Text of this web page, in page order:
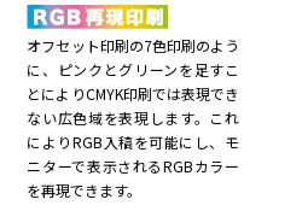
オフセット印刷の7色印刷のよう
に、ピンクとグリーンを足すこ
とによりCMYK印刷では表現でき
ない広色域を表現します。これ
によりRGB入稿を可能にし、モ
ニターで表示されるRGBカラー
を再現できます。